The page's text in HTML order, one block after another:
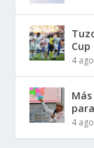
Cup
4
4